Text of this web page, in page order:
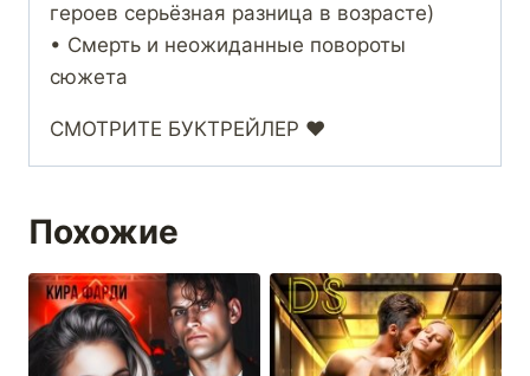
героев серьёзная разница в возрасте)
• Смерть и неожиданные повороты
сюжета
СМОТРИТЕ БУКТРЕЙЛЕР ❤️
Похожие